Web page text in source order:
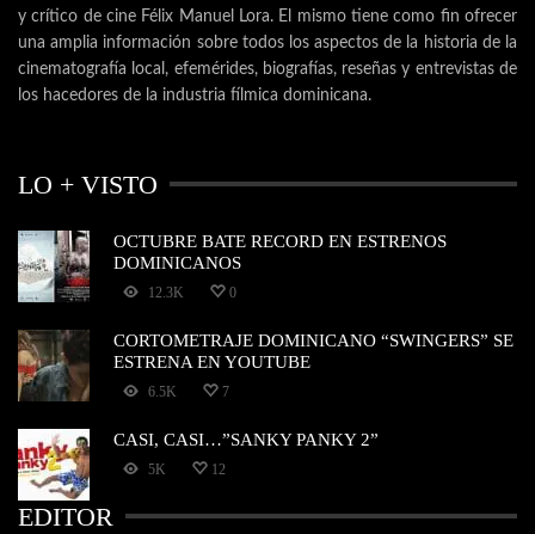
y crítico de cine Félix Manuel Lora. El mismo tiene como fin ofrecer
una amplia información sobre todos los aspectos de la historia de la
cinematografía local, efemérides, biografías, reseñas y entrevistas de
los hacedores de la industria fílmica dominicana.
LO + VISTO
OCTUBRE BATE RECORD EN ESTRENOS
DOMINICANOS
12.3K 0
CORTOMETRAJE DOMINICANO “SWINGERS” SE
ESTRENA EN YOUTUBE
6.5K 7
CASI, CASI…”SANKY PANKY 2”
5K 12
EDITOR